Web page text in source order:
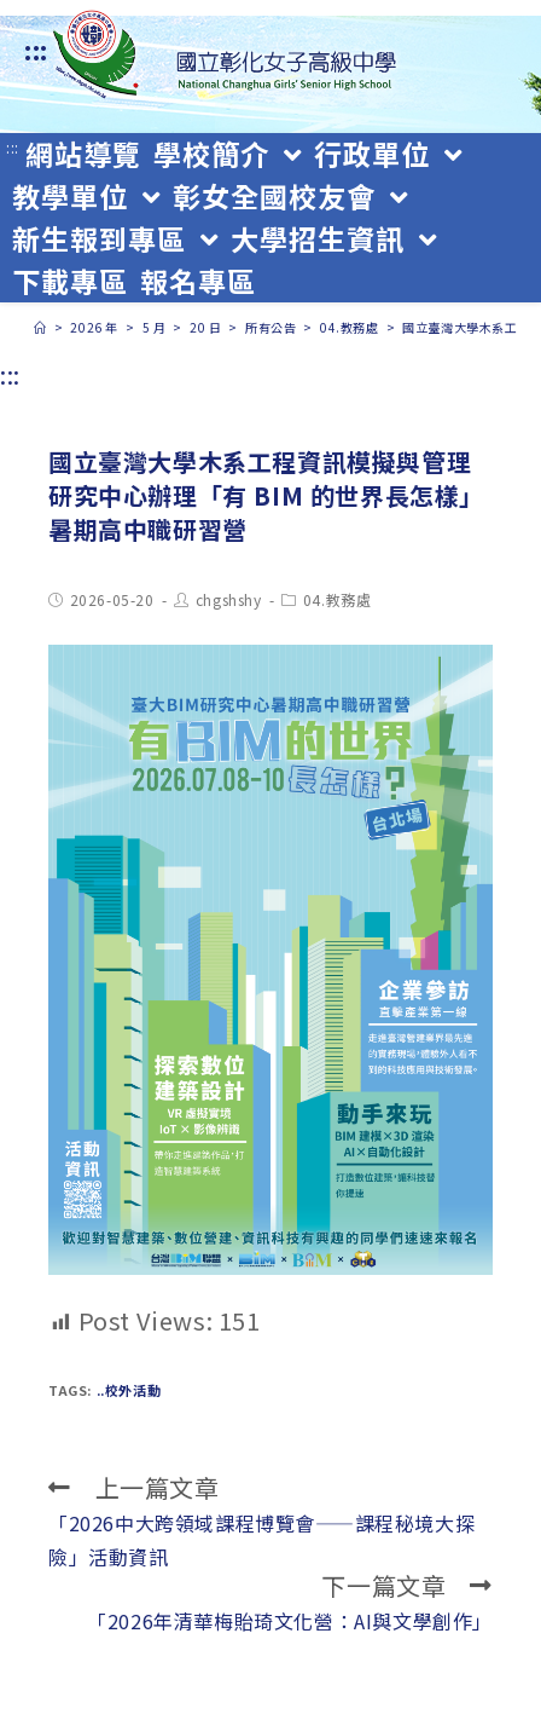
跳
轉
至
主
要
內
容
:::
::: 網站導覽 學校簡介
行政單位
教學單位
彰女全國校友會
新生報到專區
大學招生資訊
下載專區 報名專區
> 2026 年 > 5 月 > 20 日 > 所有公告 > 04.教務處 > 國立臺灣大學木系工程
:::
國立臺灣大學木系工程資訊模擬與管理
研究中心辦理「有 BIM 的世界長怎樣」
暑期高中職研習營
Post2026-05-20
Post
author:
chgshshy
Post04.教務處
Post Views: 151
TAGS: ..校外活動
Read
more
articles
上一篇文章
「2026中大跨領域課程博覽會——課程秘境大探
險」活動資訊
下一篇文章
「2026年清華梅貽琦文化營：AI與文學創作」